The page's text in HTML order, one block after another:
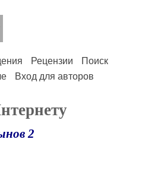
Рецензии
Поиск
Вход для авторов
2